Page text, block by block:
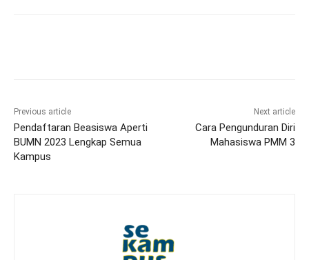
Previous article
Pendaftaran Beasiswa Aperti
BUMN 2023 Lengkap Semua
Kampus
Next article
Cara Pengunduran Diri
Mahasiswa PMM 3